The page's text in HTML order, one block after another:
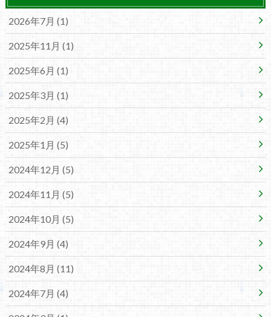
2026年7月 (1)
2025年11月 (1)
2025年6月 (1)
2025年3月 (1)
2025年2月 (4)
2025年1月 (5)
2024年12月 (5)
2024年11月 (5)
2024年10月 (5)
2024年9月 (4)
2024年8月 (11)
2024年7月 (4)